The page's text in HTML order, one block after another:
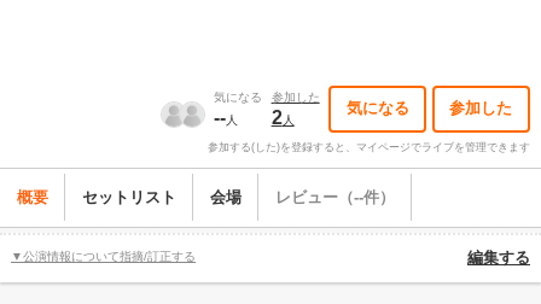
気になる
--人
参加した
2人
気になる 参加した
参加する(した)を登録すると、マイページでライブを管理できます
概要 セットリスト 会場 レビュー（--件）
▼公演情報について指摘/訂正する 編集する